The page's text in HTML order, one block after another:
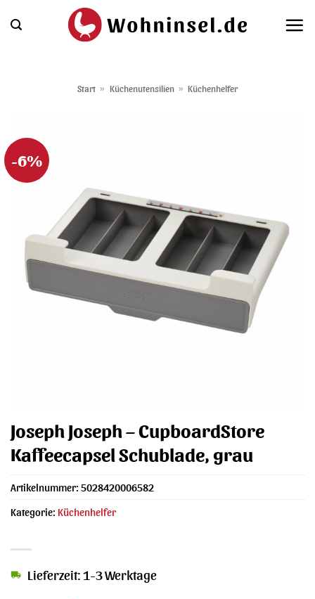
Inhalt
Start » Küchenutensilien » Küchenhelfer
-6%
Joseph Joseph – CupboardStore
Kaffeecapsel Schublade, grau
Lieferzeit: 1-3 Werktage
Artikelnummer: 5028420006582
Kategorie: Küchenhelfer